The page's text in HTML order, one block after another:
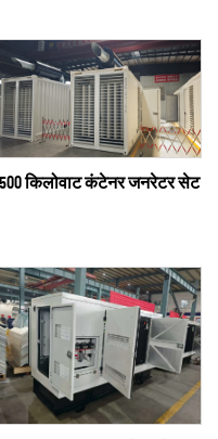
किलोवाट कंटेनर जनरेटर सेट